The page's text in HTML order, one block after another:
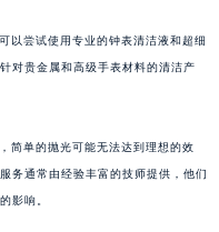
以尝试使用专业的钟表清洁液和超细
对贵金属和高级手表材料的清洁产
简单的抛光可能无法达到理想的效
务通常由经验丰富的技师提供，他们
影响。